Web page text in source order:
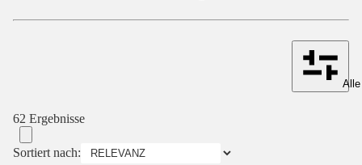
62 Ergebnisse
Sortiert nach: